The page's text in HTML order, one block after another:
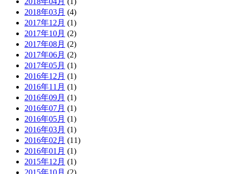
2018年03月 (4)
2017年12月 (1)
2017年10月 (2)
2017年08月 (2)
2017年06月 (2)
2017年05月 (1)
2016年12月 (1)
2016年11月 (1)
2016年09月 (1)
2016年07月 (1)
2016年05月 (1)
2016年03月 (1)
2016年02月 (11)
2016年01月 (1)
2015年12月 (1)
2015年10月 (2)